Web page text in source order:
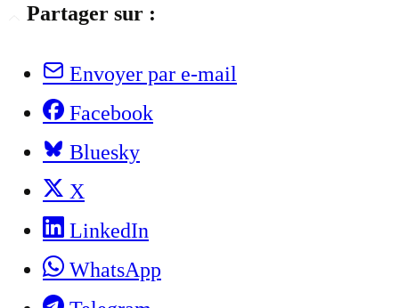
Partager sur :
Envoyer par e-mail
Facebook
Bluesky
X
LinkedIn
WhatsApp